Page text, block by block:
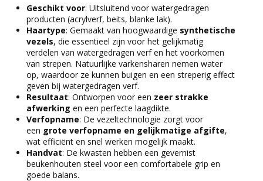
Geschikt voor: Uitsluitend voor watergedragen
producten (acrylverf, beits, blanke lak).
Haartype: Gemaakt van hoogwaardige synthetische
vezels, die essentieel zijn voor het gelijkmatig
verdelen van watergedragen verf en het voorkomen
van strepen. Natuurlijke varkensharen nemen water
op, waardoor ze kunnen buigen en een streperig effect
geven bij watergedragen verf.
Resultaat: Ontworpen voor een zeer strakke
afwerking en een perfecte laagdikte.
Verfopname: De vezeltechnologie zorgt voor
een grote verfopname en gelijkmatige afgifte,
wat efficiënt en snel werken mogelijk maakt.
Handvat: De kwasten hebben een gevernist
beukenhouten steel voor een comfortabele grip en
goede balans.